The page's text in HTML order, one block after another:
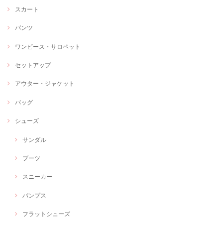
スカート
パンツ
ワンピース・サロペット
セットアップ
アウター・ジャケット
バッグ
シューズ
サンダル
ブーツ
スニーカー
パンプス
フラットシューズ